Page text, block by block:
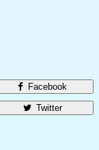
Facebook
Twitter